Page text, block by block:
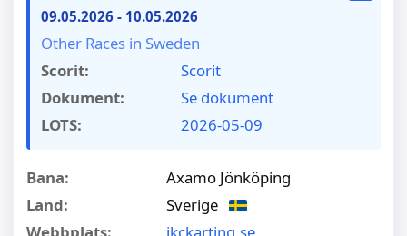
09.05.2026 - 10.05.2026
Other Races in Sweden
Scorit:
Scorit
Dokument:
Se dokument
LOTS:
2026-05-09
Bana:
Axamo Jönköping
Land:
Sverige
Webbplats:
jkckarting.se